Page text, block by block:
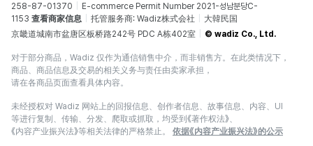
258-87-01370
E-commerce Permit Number 2021-성남분당C-
1153 查看商家信息 托管服务商: Wadiz株式会社
大韓民国
京畿道城南市盆唐区板桥路242号 PDC A栋402室
© wadiz Co., Ltd.
对于部分商品，Wadiz 仅作为通信销售中介，而非销售方。在此类情况下，
商品、商品信息及交易的相关义务与责任由卖家承担，
请在各商品页面查看具体内容。
未经授权对 Wadiz 网站上的回报信息、创作者信息、故事信息、内容、UI
等进行复制、传输、分发、爬取或抓取，均受到《著作权法》、
《内容产业振兴法》等相关法律的严格禁止。
依据《内容产业振兴法》的公示